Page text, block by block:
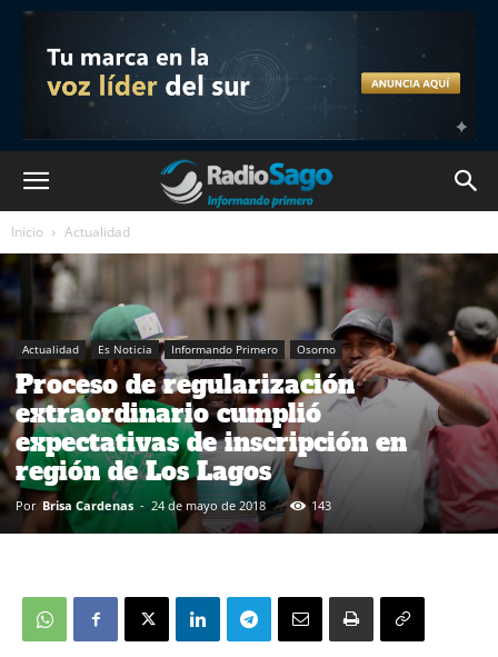
Inicio Actualidad
Actualidad Es Noticia Informando Primero Osorno
Proceso de regularización
extraordinario cumplió
expectativas de inscripción en
región de Los Lagos
Por Brisa Cardenas - 24 de mayo de 2018 143